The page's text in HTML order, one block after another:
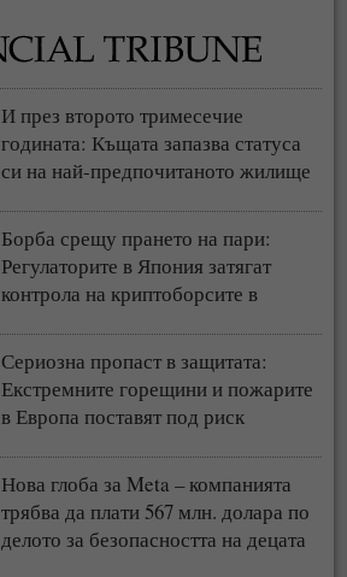
И през второто тримесечие
годината: Къщата запазва статуса
си на най-предпочитаното жилище
Борба срещу прането на пари:
Регулаторите в Япония затягат
контрола на криптоборсите в
Сериозна пропаст в защитата:
Екстремните горещини и пожарите
в Европа поставят под риск
Нова глоба за Meta – компанията
трябва да плати 567 млн. долара по
делото за безопасността на децата